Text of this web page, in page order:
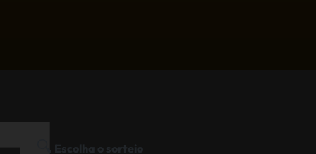
🔍 Escolha o sorteio